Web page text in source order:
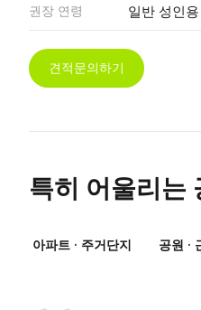
권장 연령 일반 성인
견적문의하기
특히 어울리는
아파트 · 주거단지 공원 ·